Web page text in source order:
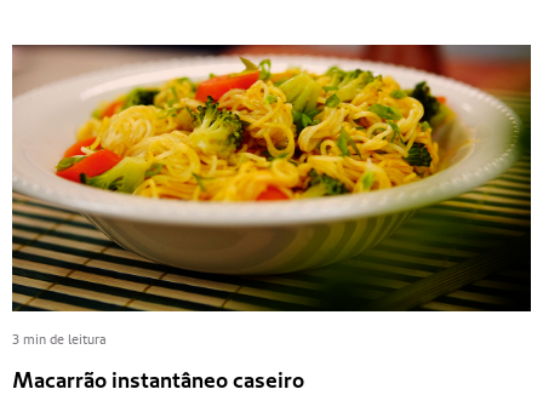
3 min de leitura
Macarrão instantâneo caseiro